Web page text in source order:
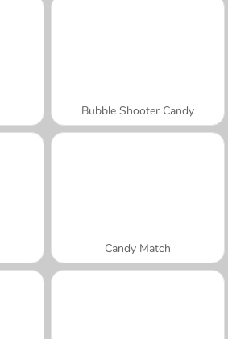
Bubble Shooter Candy
Candy Match